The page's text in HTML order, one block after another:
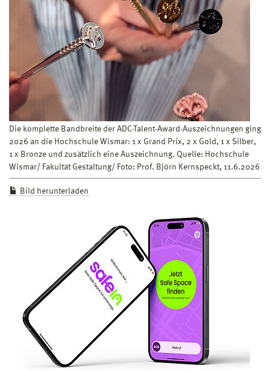
Die komplette Bandbreite der ADC-Talent-Award-Auszeichnungen ging
2026 an die Hochschule Wismar: 1 x Grand Prix, 2 x Gold, 1 x Silber,
1 x Bronze und zusätzlich eine Auszeichnung. Quelle: Hochschule
Wismar/ Fakultät Gestaltung/ Foto: Prof. Björn Kernspeckt, 11.6.2026
Bild herunterladen